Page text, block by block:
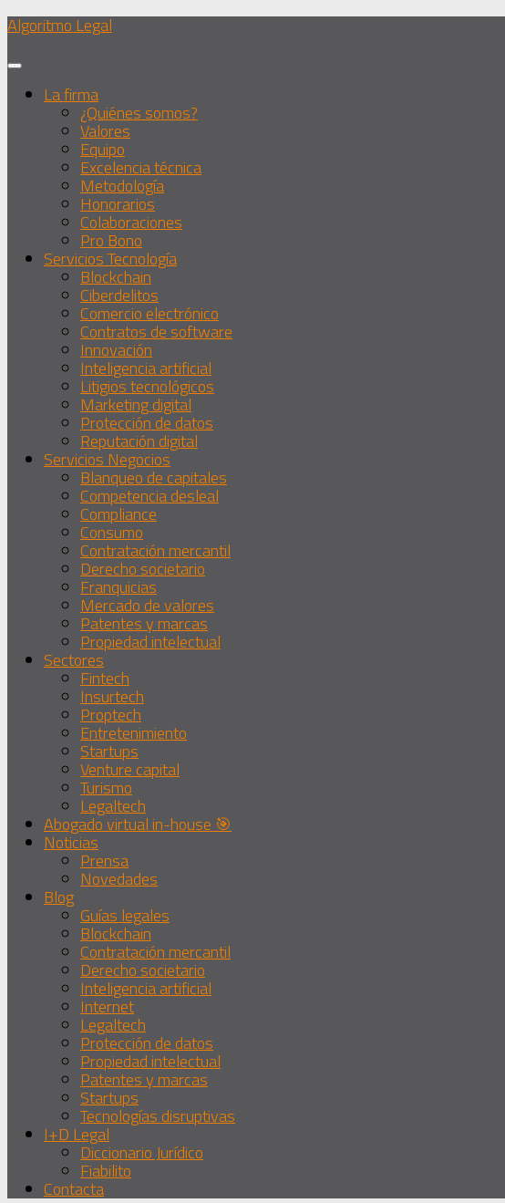
Debajo
del
contenido
Algoritmo Legal
La firma
¿Quiénes somos?
Valores
Equipo
Excelencia técnica
Metodología
Honorarios
Colaboraciones
Pro Bono
Servicios Tecnología
Blockchain
Ciberdelitos
Comercio electrónico
Contratos de software
Innovación
Inteligencia artificial
Litigios tecnológicos
Marketing digital
Protección de datos
Reputación digital
Servicios Negocios
Blanqueo de capitales
Competencia desleal
Compliance
Consumo
Contratación mercantil
Derecho societario
Franquicias
Mercado de valores
Patentes y marcas
Propiedad intelectual
Sectores
Fintech
Insurtech
Proptech
Entretenimiento
Startups
Venture capital
Turismo
Legaltech
Abogado virtual in-house 🎯
Noticias
Prensa
Novedades
Blog
Guías legales
Blockchain
Contratación mercantil
Derecho societario
Inteligencia artificial
Internet
Legaltech
Protección de datos
Propiedad intelectual
Patentes y marcas
Startups
Tecnologías disruptivas
I+D Legal
Diccionario Jurídico
Fiabilito
Contacta